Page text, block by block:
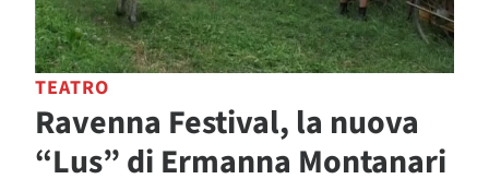
TEATRO
Ravenna Festival, la nuova
“Lus” di Ermanna Montanari